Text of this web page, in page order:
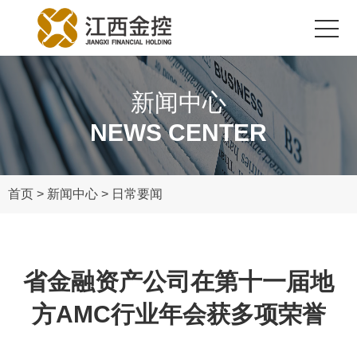
首页
关于金控
业务领域
新闻中心
NEWS CENTER
首页 > 新闻中心 > 日常要闻
省金融资产公司在第十一届地
方AMC行业年会获多项荣誉